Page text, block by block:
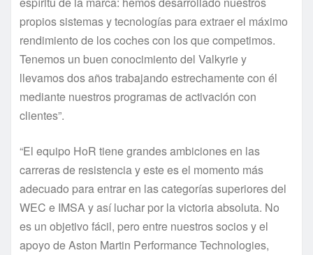
propios sistemas y tecnologías para extraer el máximo
rendimiento de los coches con los que competimos.
Tenemos un buen conocimiento del Valkyrie y
llevamos dos años trabajando estrechamente con él
mediante nuestros programas de activación con
clientes”.
“El equipo HoR tiene grandes ambiciones en las
carreras de resistencia y este es el momento más
adecuado para entrar en las categorías superiores del
WEC e IMSA y así luchar por la victoria absoluta. No
es un objetivo fácil, pero entre nuestros socios y el
apoyo de Aston Martin Performance Technologies,